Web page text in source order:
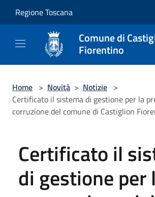
Regione Toscana
Comune di
Fiorentino
Home > Novità > Notizie >
Certificato il sistema di gestione per la
corruzione del comune di Castiglion
Certificato il
di gestione per